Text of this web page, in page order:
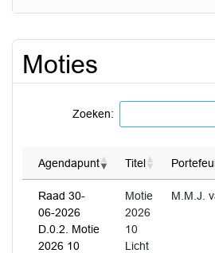
Moties
Zoeken:
Agendapunt Titel
Raad 30-
06-2026
D.0.2. Motie
2026 10
Motie
2026
10
Licht
M.M.J.